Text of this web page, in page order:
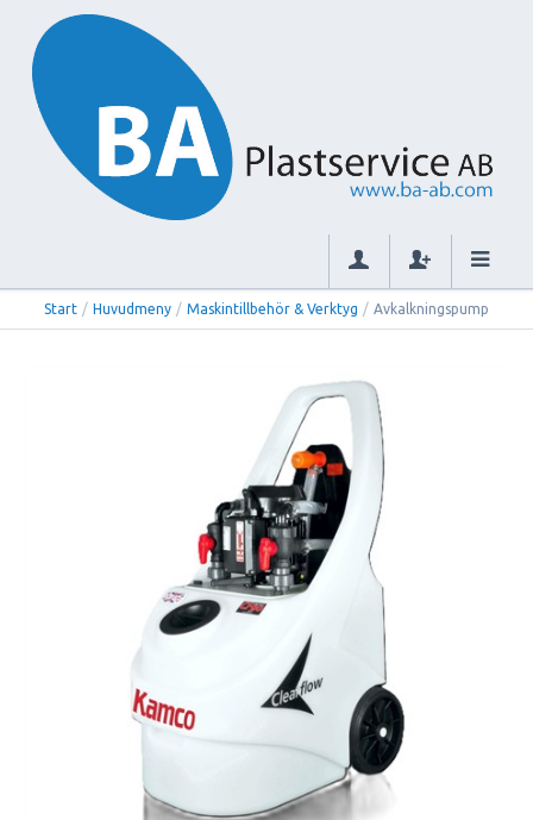
Start / Huvudmeny / Maskintillbehör & Verktyg / Avkalkningspump